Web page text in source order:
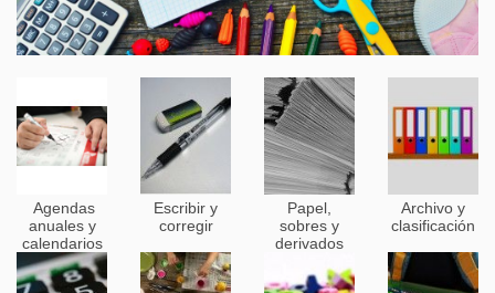
Agendas
anuales y
calendarios
Escribir y
corregir
Papel,
sobres y
derivados
Archivo y
clasificación